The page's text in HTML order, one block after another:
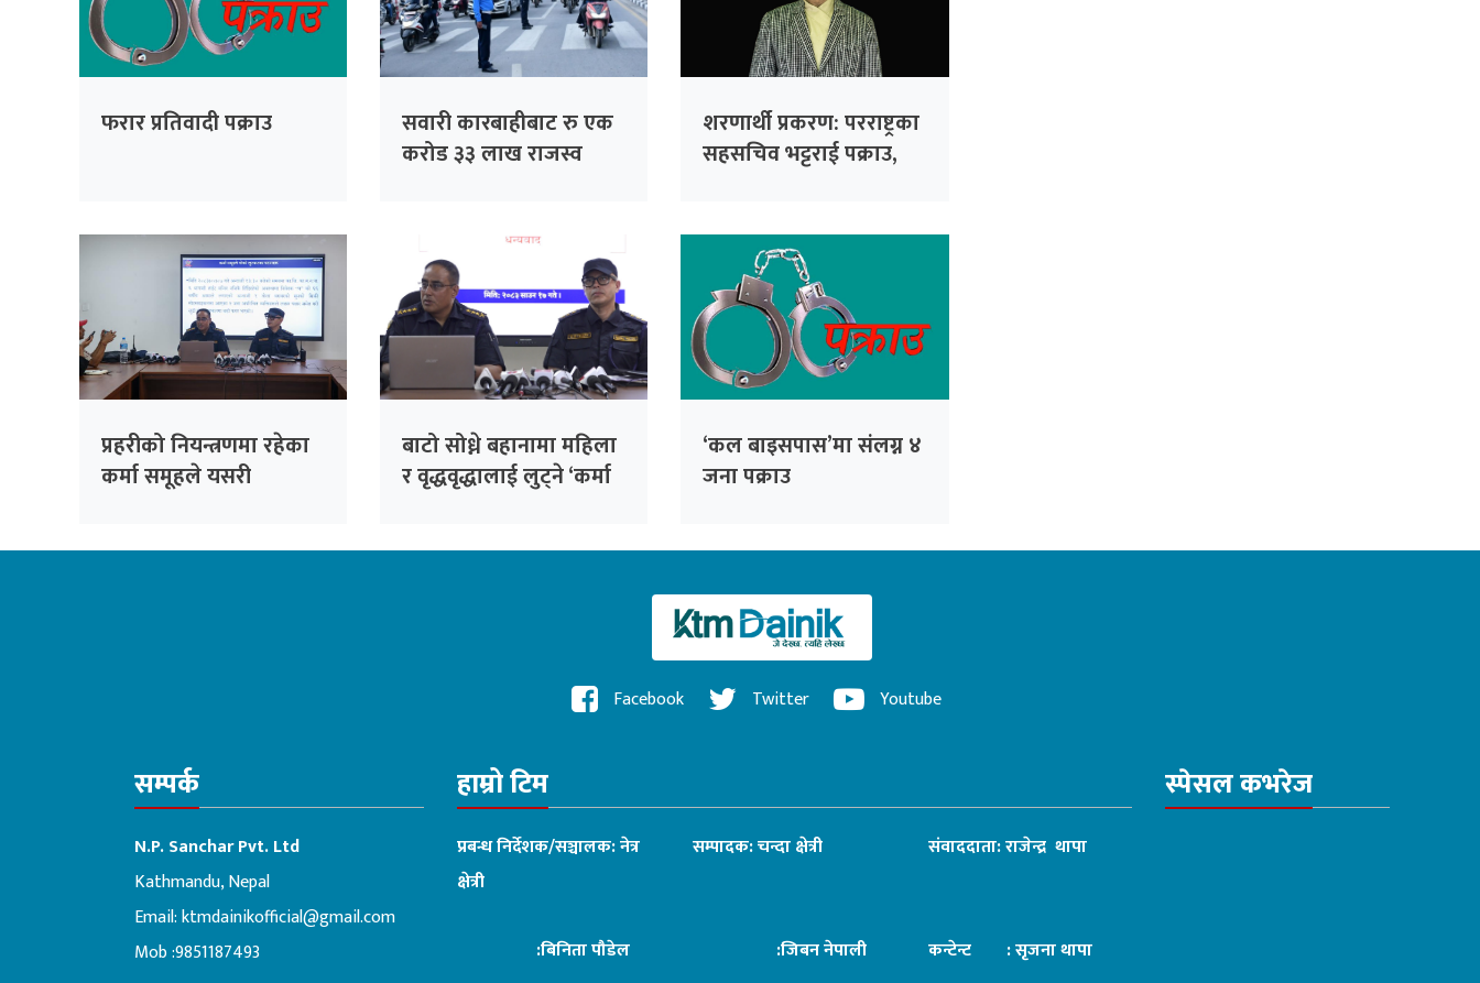
फरार प्रतिवादी पक्राउ
सवारी कारबाहीबाट रु एक
करोड ३३ लाख राजस्व
शरणार्थी प्रकरण: परराष्ट्रका
सहसचिव भट्टराई पक्राउ,
प्रहरीको नियन्त्रणमा रहेका
कर्मा समूहले यसरी
बाटो सोध्ने बहानामा महिला
र वृद्धवृद्धालाई लुट्ने ‘कर्मा
‘कल बाइसपास’मा संलग्न ४
जना पक्राउ
Facebook Twitter Youtube
सम्पर्क
N.P. Sanchar Pvt. Ltd
Kathmandu, Nepal
Email:ktmdainikofficial@gmail.com
Mob :9851187493
हाम्रो टिम
प्रबन्ध निर्देशक/सञ्चालक: नेत्र
क्षेत्री
सम्पादक: चन्दा क्षेत्री संवाददाता: राजेन्द्र थापा
:बिनिता पौडेल :जिबन नेपाली कन्टेन्ट : सृजना थापा
स्पेसल कभरेज